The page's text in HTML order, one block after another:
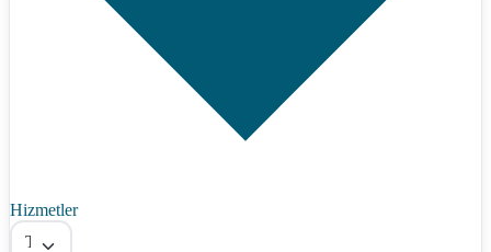
Hizmetler
Tümü